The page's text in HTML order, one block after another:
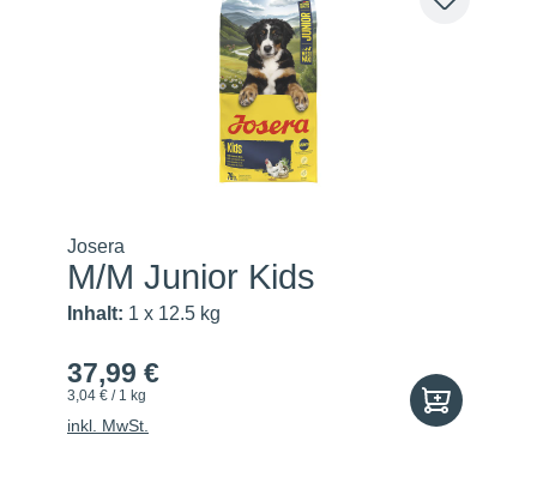
Josera
M/M Junior Kids
Inhalt: 1 x 12.5 kg
37,99 €
3,04 € / 1 kg
inkl. MwSt.